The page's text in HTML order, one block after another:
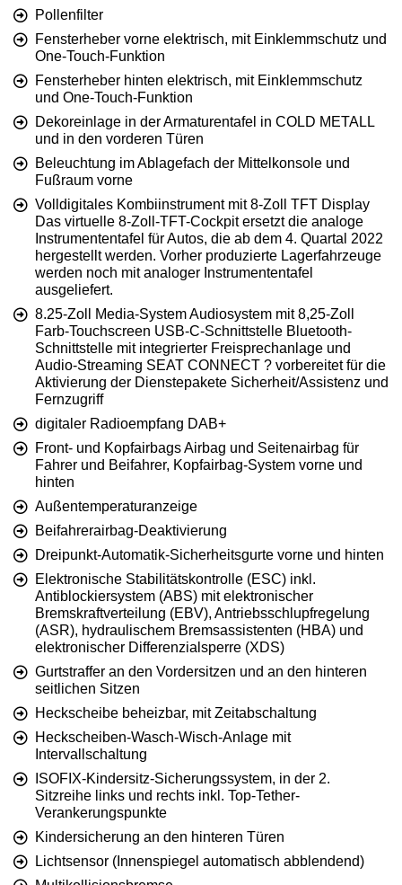
Pollenfilter
Fensterheber vorne elektrisch, mit Einklemmschutz und
One-Touch-Funktion
Fensterheber hinten elektrisch, mit Einklemmschutz
und One-Touch-Funktion
Dekoreinlage in der Armaturentafel in COLD METALL
und in den vorderen Türen
Beleuchtung im Ablagefach der Mittelkonsole und
Fußraum vorne
Volldigitales Kombiinstrument mit 8-Zoll TFT Display
Das virtuelle 8-Zoll-TFT-Cockpit ersetzt die analoge
Instrumententafel für Autos, die ab dem 4. Quartal 2022
hergestellt werden. Vorher produzierte Lagerfahrzeuge
werden noch mit analoger Instrumententafel
ausgeliefert.
8.25-Zoll Media-System Audiosystem mit 8,25-Zoll
Farb-Touchscreen USB-C-Schnittstelle Bluetooth-
Schnittstelle mit integrierter Freisprechanlage und
Audio-Streaming SEAT CONNECT ? vorbereitet für die
Aktivierung der Dienstepakete Sicherheit/Assistenz und
Fernzugriff
digitaler Radioempfang DAB+
Front- und Kopfairbags Airbag und Seitenairbag für
Fahrer und Beifahrer, Kopfairbag-System vorne und
hinten
Außentemperaturanzeige
Beifahrerairbag-Deaktivierung
Dreipunkt-Automatik-Sicherheitsgurte vorne und hinten
Elektronische Stabilitätskontrolle (ESC) inkl.
Antiblockiersystem (ABS) mit elektronischer
Bremskraftverteilung (EBV), Antriebsschlupfregelung
(ASR), hydraulischem Bremsassistenten (HBA) und
elektronischer Differenzialsperre (XDS)
Gurtstraffer an den Vordersitzen und an den hinteren
seitlichen Sitzen
Heckscheibe beheizbar, mit Zeitabschaltung
Heckscheiben-Wasch-Wisch-Anlage mit
Intervallschaltung
ISOFIX-Kindersitz-Sicherungssystem, in der 2.
Sitzreihe links und rechts inkl. Top-Tether-
Verankerungspunkte
Kindersicherung an den hinteren Türen
Lichtsensor (Innenspiegel automatisch abblendend)